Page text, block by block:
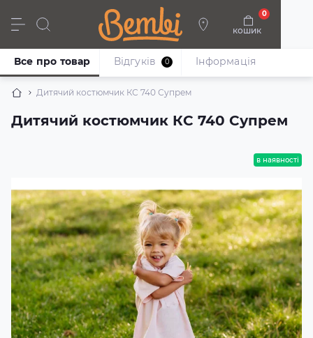
кошик
0
Дівчата Хлопці Немовлята Взуття
Дитячий костюмчик КС 740 Супрем
Дитячий костюмчик КС 740 Супрем
Все про товар Відгуків 0 Iнформація
в наявності